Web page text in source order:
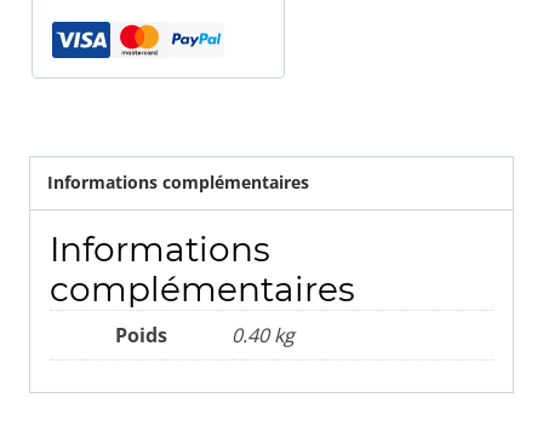
Informations complémentaires
Informations
complémentaires
Poids 0.40 kg